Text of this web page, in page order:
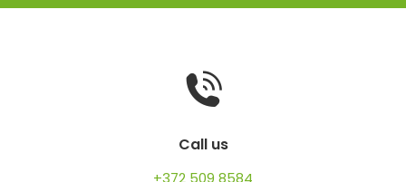
Call us
+372 509 8584